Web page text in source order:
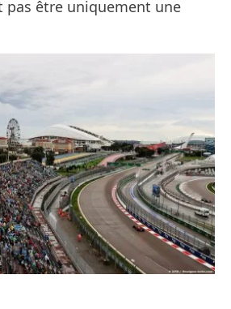
pas être uniquement une